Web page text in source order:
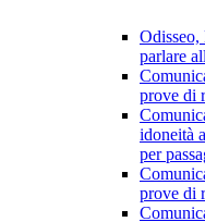
Odisseo,
parlare
prove di
idoneità
per
prove di